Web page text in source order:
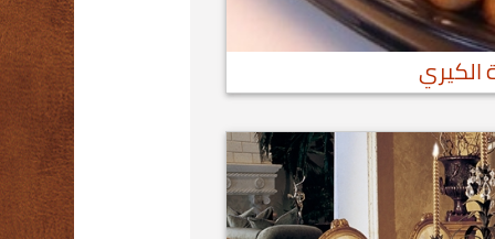
الكيري